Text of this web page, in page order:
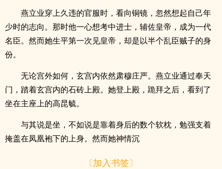
燕立业穿上久违的官服时，看向铜镜，忽然想起自己年
少时的志向。那时他一心想考中进士，辅佐皇帝，成为一代
名臣。然而她生平第一次见皇帝，却是以半个乱臣贼子的身
份。
无论宫外如何，玄宫内依然肃穆庄严。燕立业通过奉天
门，踏着玄宫内的石砖上殿。她登上殿，跪拜之后，看到了
坐在主座上的高昆毓。
与其说是坐，不如说是靠着身后的数个软枕，勉强支着
掩盖在凤凰袍下的上身。然而她神情沉
〔加入书签〕